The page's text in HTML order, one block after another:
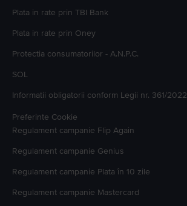
Plata in rate prin TBI Bank
Plata in rate prin Oney
Protectia consumatorilor - A.N.P.C.
SOL
Informatii obligatorii conform Legii nr. 361/2022
Preferinte Cookie
Regulament campanie Flip Again
Regulament campanie Genius
Regulament campanie Plata în 10 zile
Regulament campanie Mastercard